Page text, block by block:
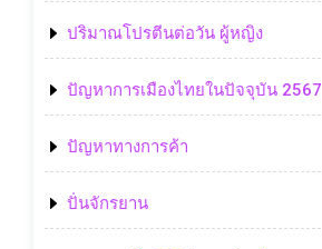
ปริมาณโปรตีนต่อวัน ผู้หญิง
ปัญหาการเมืองไทยในปัจจุบัน 2567
ปัญหาทางการค้า
ปั่นจักรยาน